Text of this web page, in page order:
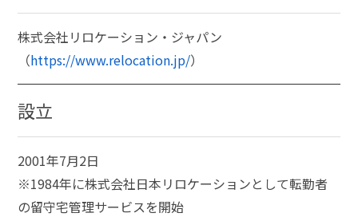
株式会社リロケーション・ジャパン
（https://www.relocation.jp/）
設立
2001年7月2日
※1984年に株式会社日本リロケーションとして転勤者
の留守宅管理サービスを開始